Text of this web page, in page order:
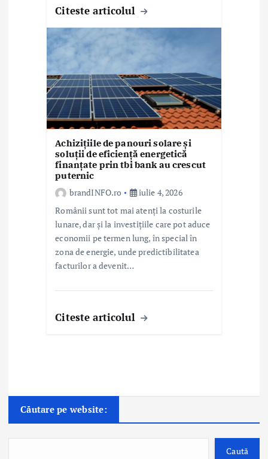
Citeste articolul
Achizițiile de panouri solare și
soluții de eficiență energetică
finanțate prin tbi bank au crescut
puternic
brandINFO.ro
iulie 4, 2026
Românii sunt tot mai atenți la costurile
lunare, dar și la investițiile care pot aduce
economii pe termen lung, în special în
zona de energie, unde predictibilitatea
facturilor a devenit…
Citeste articolul
Căutare pe website:
Caută